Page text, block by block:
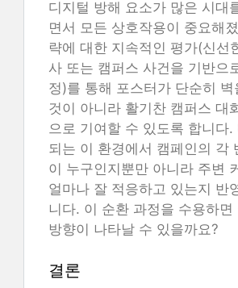
디지털 방해 요소가 많은 시대
면서 모든 상호작용이 중요해
략에 대한 지속적인 평가(신선
사 또는 캠퍼스 사건을 기반으
정)를 통해 포스터가 단순히 벽
것이 아니라 활기찬 캠퍼스 대
으로 기여할 수 있도록 합니다.
되는 이 환경에서 캠페인의 각
이 누구인지뿐만 아니라 주변
얼마나 잘 적응하고 있는지 반
니다. 이 순환 과정을 수용하면
방향이 나타날 수 있을까요?
결론